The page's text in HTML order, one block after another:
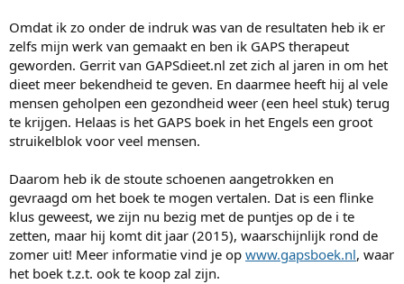
Omdat ik zo onder de indruk was van de resultaten heb ik er
zelfs mijn werk van gemaakt en ben ik GAPS therapeut
geworden. Gerrit van GAPSdieet.nl zet zich al jaren in om het
dieet meer bekendheid te geven. En daarmee heeft hij al vele
mensen geholpen een gezondheid weer (een heel stuk) terug
te krijgen. Helaas is het GAPS boek in het Engels een groot
struikelblok voor veel mensen.
Daarom heb ik de stoute schoenen aangetrokken en
gevraagd om het boek te mogen vertalen. Dat is een flinke
klus geweest, we zijn nu bezig met de puntjes op de i te
zetten, maar hij komt dit jaar (2015), waarschijnlijk rond de
zomer uit! Meer informatie vind je op www.gapsboek.nl, waar
het boek t.z.t. ook te koop zal zijn.